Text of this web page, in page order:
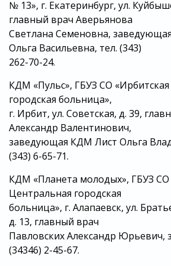
№ 13», г. Екатеринбург, ул.
главный врач Аверьянова
Светлана Семеновна,
Ольга Васильевна, тел. (343)
262-70-24.
КДМ «Пульс», ГБУЗ СО
городская больница»,
г. Ирбит, ул. Советская, д. 39,
Александр Валентинович,
заведующая КДМ Лист Ольга
(343) 6-65-71.
КДМ «Планета молодых», ГБУЗ СО
Центральная городская
больница», г. Алапаевск, ул.
д. 13, главный врач
Павловских Александр Юрьевич,
(34346) 2-45-67.